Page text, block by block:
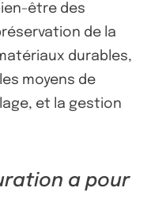
être des
de la
durables,
moyens de
et la gestion
a pour